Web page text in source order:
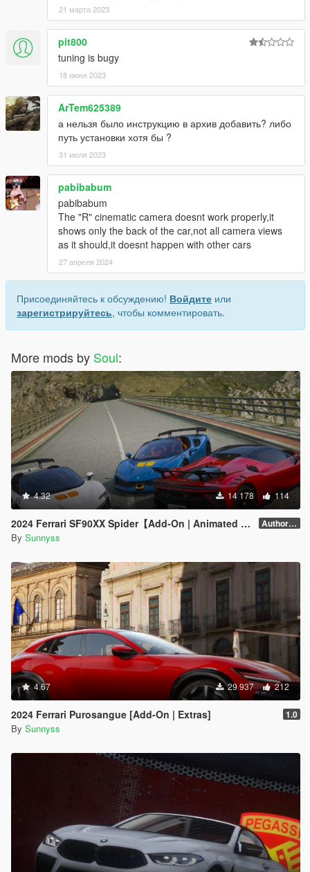
21 марта 2023
pit800
tuning is bugy
18 июня 2023
ArTem625389
а нельзя было инструкцию в архив добавить? либо
путь установки хотя бы ?
31 июля 2023
pabibabum
pabibabum
The "R" cinematic camera doesnt work properly,it
shows only the back of the car,not all camera views
as it should,it doesnt happen with other cars
27 апреля 2024
Присоединяйтесь к обсуждению! Войдите или
зарегистрируйтесь, чтобы комментировать.
More mods by Soul:
4.32 14 178 114
2024 Ferrari SF90XX Spider【Add-On | Animated Roof】 Author forgot version number.
By Sunnyss
4.67 29 937 212
2024 Ferrari Purosangue [Add-On | Extras] 1.0
By Sunnyss